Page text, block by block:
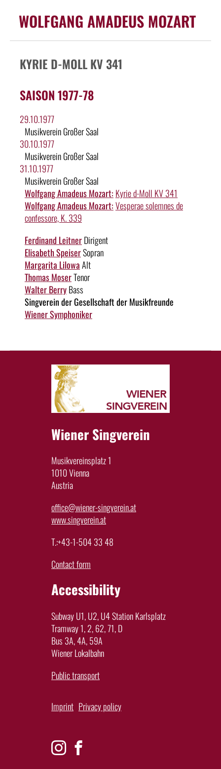
WOLFGANG AMADEUS MOZART
KYRIE D-MOLL KV 341
SAISON 1977-78
29.10.1977
Musikverein Großer Saal
30.10.1977
Musikverein Großer Saal
31.10.1977
Musikverein Großer Saal
Wolfgang Amadeus Mozart: Kyrie d-Moll KV 341
Wolfgang Amadeus Mozart:Vesperae solemnes de
confessore, K. 339
Ferdinand LeitnerDirigent
Elisabeth SpeiserSopran
Margarita LilowaAlt
Thomas MoserTenor
Walter BerryBass
Singverein der Gesellschaft der Musikfreunde
Wiener Symphoniker
Wiener Singverein
Musikvereinsplatz 1
1010 Vienna
Austria
office@wiener-singverein.at
www.singverein.at
T.:+43-1-504 33 48
Contact form
Accessibility
Subway U1, U2, U4 Station Karlsplatz
Tramway 1, 2, 62, 71, D
Bus 3A, 4A, 59A
Wiener Lokalbahn
Public transport
Imprint Privacy policy